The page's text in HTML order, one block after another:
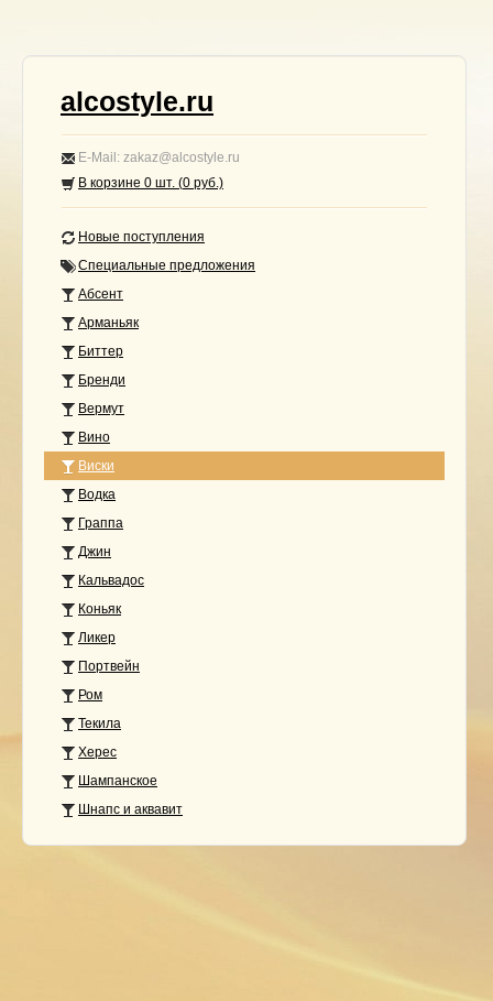
alcostyle.ru
E-Mail: zakaz@alcostyle.ru
В корзине 0 шт. (0 руб.)
Новые поступления
Специальные предложения
Абсент
Арманьяк
Биттер
Бренди
Вермут
Вино
Виски
Водка
Граппа
Джин
Кальвадос
Коньяк
Ликер
Портвейн
Ром
Текила
Херес
Шампанское
Шнапс и аквавит